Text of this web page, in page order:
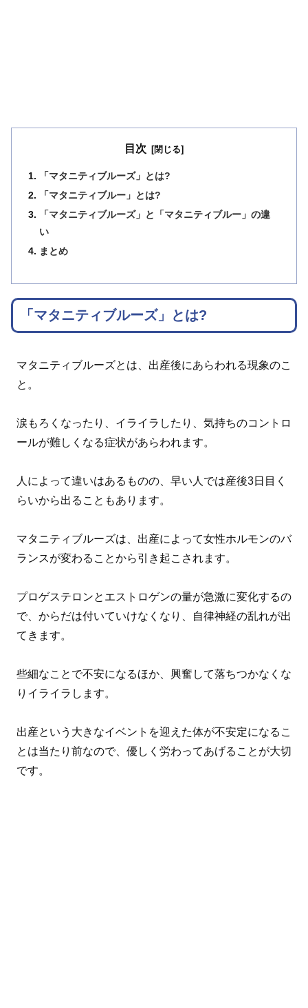
目次
「マタニティブルーズ」とは?
「マタニティブルー」とは?
「マタニティブルーズ」と「マタニティブルー」の違
い
まとめ
「マタニティブルーズ」とは?
マタニティブルーズとは、出産後にあらわれる現象のこ
と。
涙もろくなったり、イライラしたり、気持ちのコントロ
ールが難しくなる症状があらわれます。
人によって違いはあるものの、早い人では産後3日目く
らいから出ることもあります。
マタニティブルーズは、出産によって女性ホルモンのバ
ランスが変わることから引き起こされます。
プロゲステロンとエストロゲンの量が急激に変化するの
で、からだは付いていけなくなり、自律神経の乱れが出
てきます。
些細なことで不安になるほか、興奮して落ちつかなくな
りイライラします。
出産という大きなイベントを迎えた体が不安定になるこ
とは当たり前なので、優しく労わってあげることが大切
です。